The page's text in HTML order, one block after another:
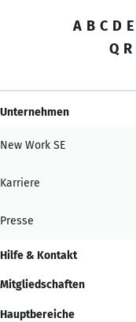
A B C D E
Q R
Unternehmen
New Work SE
Karriere
Presse
Hilfe & Kontakt
Mitgliedschaften
Hauptbereiche